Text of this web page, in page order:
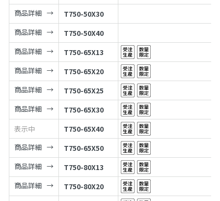
商品詳細
T750-50X30
商品詳細
T750-50X40
商品詳細
T750-65X13
商品詳細
T750-65X20
商品詳細
T750-65X25
商品詳細
T750-65X30
表示中
T750-65X40
商品詳細
T750-65X50
商品詳細
T750-80X13
商品詳細
T750-80X20